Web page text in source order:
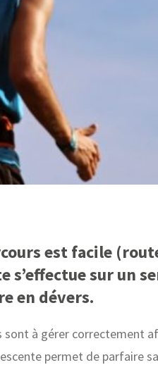
est facile
s’effectue sur un
en dévers.
sont à gérer correctement
permet de parfaire